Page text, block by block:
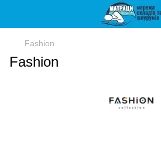
Fashion
Fashion